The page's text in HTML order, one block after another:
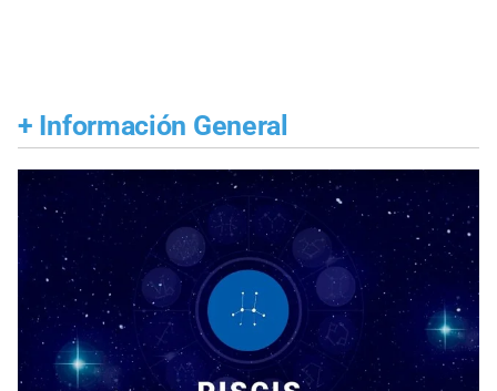
+ Información General